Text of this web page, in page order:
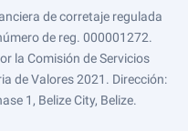
de corretaje regulada
de reg. 000001272.
la Comisión de Servicios
de Valores 2021. Dirección:
1, Belize City, Belize.